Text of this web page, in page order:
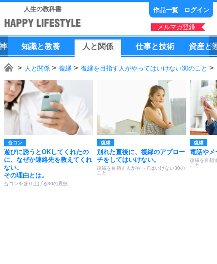
人生の教科書 作品一覧 ログイン
メルマガ登録
知識と教養 人 と 関係 仕事と技術 資産と
人と関係 復縁 復縁を目指す人がやってはいけない30のこと
合コン
遊びに誘うとOKしてくれたの
に、なぜか連絡先を教えてくれ
ない。
その理由とは。
合コンを盛り上げる30の裏技
復縁
別れた直後に、復縁のアプロー
チをしてはいけない。
復縁を目指す人がやってはいけない30の
こと
復縁
電話やメ
復縁を目指
こと